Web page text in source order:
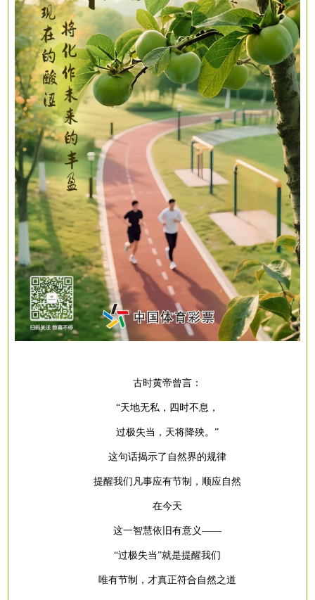
古时黄帝曾言：
“天地无私，四时不息，
过极失当，天将降殃。 ”
这句话揭示了自然界的规律
提醒我们凡事应有节制，顺应自然
在今天
这一智慧依旧有意义——
“过极失当”就是提醒我们
唯有节制，才真正符合自然之道